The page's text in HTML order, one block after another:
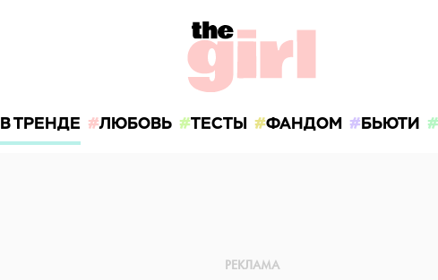
В ТРЕНДЕ ЛЮБОВЬ ТЕСТЫ ФАНДОМ БЬЮТИ